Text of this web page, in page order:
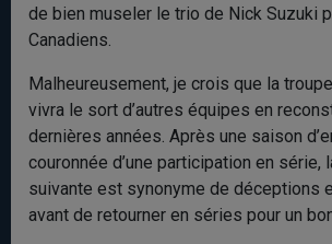
de bien museler le trio de Nick Suzuki
Canadiens.
Malheureusement, je crois que la
vivra le sort d’autres équipes en
dernières années. Après une saison
couronnée d’une participation en série,
suivante est synonyme de déceptions
avant de retourner en séries pour un